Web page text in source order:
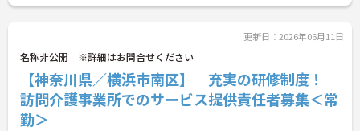
更新日：2026年06月11日
名称非公開 ※詳細はお問合せください
【神奈川県／横浜市南区】 充実の研修制度！
訪問介護事業所でのサービス提供責任者募集＜常
勤＞